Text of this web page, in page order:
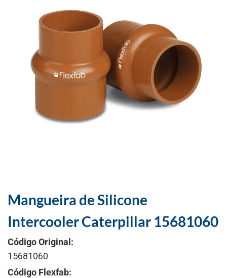
Mangueira de Silicone
Intercooler Caterpillar 15681060
Código Original:
15681060
Código Flexfab: